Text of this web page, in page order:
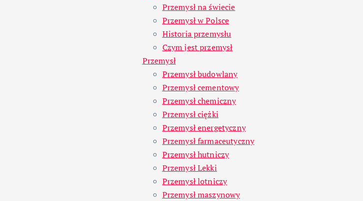
Przemysł na świecie
Przemysł w Polsce
Historia przemysłu
Czym jest przemysł
Przemysł
Przemysł budowlany
Przemysł cementowy
Przemysł chemiczny
Przemysł ciężki
Przemysł energetyczny
Przemysł farmaceutyczny
Przemysł hutniczy
Przemysł Lekki
Przemysł lotniczy
Przemysł maszynowy